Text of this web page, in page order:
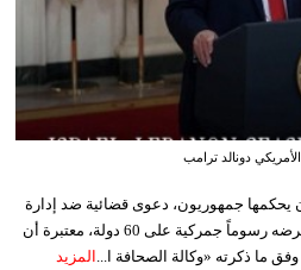
دونالد ترامب
اثنتان يحكمها جمهوريون، دعوى قضائية ضد إدارة
دونالد ترمب، الاثنين، على خلفية فرضه رسوماً جمركية على 60 دولة، معتبرة أن
ما ذكرته «وكالة الصحافة ا...
المزيد